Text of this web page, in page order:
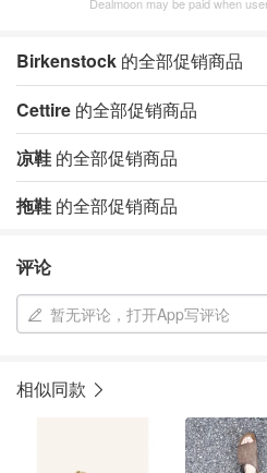
Birkenstock 的全部促销商品
Cettire 的全部促销商品
凉鞋 的全部促销商品
拖鞋 的全部促销商品
评论
暂无评论，打开App写评论
相似同款